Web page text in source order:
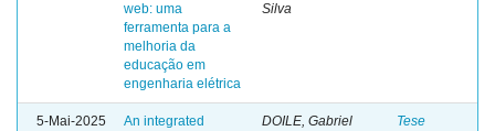
web: uma
ferramenta para a
melhoria da
educação em
engenharia elétrica
Silva
5-Mai-2025
An integrated
DOILE, Gabriel
Tese